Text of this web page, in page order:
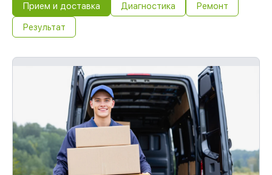
Прием и доставка Диагностика Ремонт
Результат